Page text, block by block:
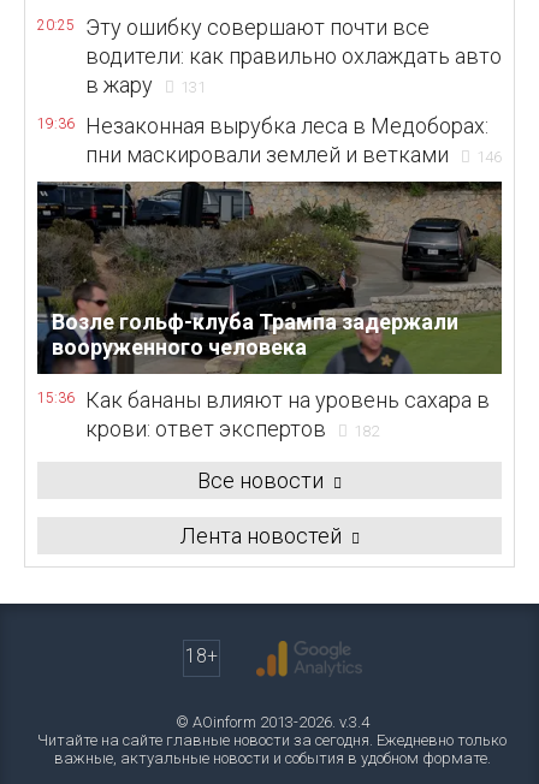
20:25
Эту ошибку совершают почти все
водители: как правильно охлаждать авто
в жару
131
19:36
Незаконная вырубка леса в Медоборах:
пни маскировали землей и ветками
146
Возле гольф-клуба Трампа задержали
вооруженного человека
15:36
Как бананы влияют на уровень сахара в
крови: ответ экспертов
182
Все новости
Лента новостей
18+
© AOinform 2013-2026. v.3.4
Читайте на сайте главные новости за сегодня. Ежедневно только
важные, актуальные новости и события в удобном формате.